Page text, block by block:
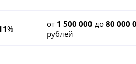
% от 1 500 000 до80 000
рублей